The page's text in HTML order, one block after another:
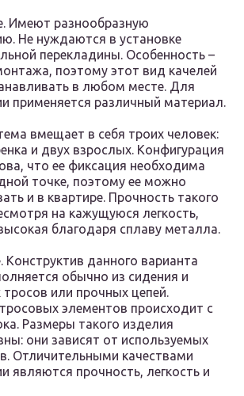
Имеют разнообразную
Не нуждаются в установке
перекладины. Особенность –
поэтому этот вид качелей
в любом месте. Для
применяется различный материал.
вмещает в себя троих человек:
и двух взрослых. Конфигурация
что ее фиксация необходима
точке, поэтому ее можно
и в квартире. Прочность такого
на кажущуюся легкость,
благодаря сплаву металла.
Конструктив данного варианта
обычно из сидения и
тросов или прочных цепей.
элементов происходит с
Размеры такого изделия
они зависят от используемых
Отличительными качествами
являются прочность, легкость и